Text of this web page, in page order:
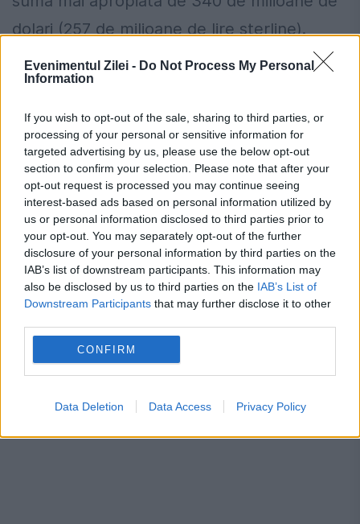
Evenimentul Zilei - Do Not Process My Personal
Information
If you wish to opt-out of the sale, sharing to third parties, or
processing of your personal or sensitive information for
targeted advertising by us, please use the below opt-out
section to confirm your selection. Please note that after your
opt-out request is processed you may continue seeing
interest-based ads based on personal information utilized by
us or personal information disclosed to third parties prior to
your opt-out. You may separately opt-out of the further
disclosure of your personal information by third parties on the
IAB’s list of downstream participants. This information may
also be disclosed by us to third parties on the IAB’s List of
Downstream Participants that may further disclose it to other
CONFIRM
Data Deletion Data Access Privacy Policy
dolari (257 de milioane de lire sterline).
141 de localități au impus restricții la apă.
Schimbare neașteptată pentru cei care
cumpără locuințe noi. Ce se întâmplă cu
TVA-ul redus după termenul-limită
amazon avere impozit jeff bezos
new york